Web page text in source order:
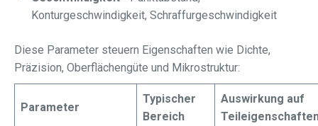
Konturgeschwindigkeit, Schraffurgeschwindigkeit
Diese Parameter steuern Eigenschaften wie Dichte,
Präzision, Oberflächengüte und Mikrostruktur:
Parameter
Typischer
Bereich
Auswirkung auf